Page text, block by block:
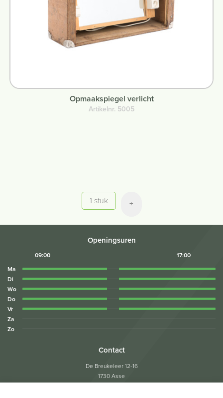
Opmaakspiegel verlicht
Artikelnr. 5005
Aantal
+
Openingsuren
09:00
17:00
Ma
Di
Wo
Do
Vr
Za
Zo
Contact
De Breukeleer 12-16
1730 Asse